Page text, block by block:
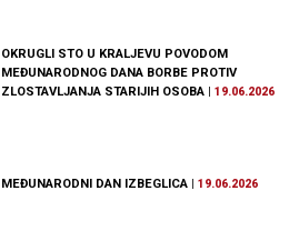
OKRUGLI STO U KRALJEVU POVODOM
MEĐUNARODNOG DANA BORBE PROTIV
ZLOSTAVLJANJA STARIJIH OSOBA |19.06.2026
MEĐUNARODNI DAN IZBEGLICA |19.06.2026